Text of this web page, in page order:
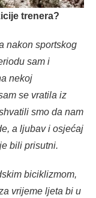
trenera?
nakon sportskog
sam i
nekoj
se vratila iz
smo da nam
a ljubav i osjećaj
bili prisutni.
biciklizmom,
vrijeme ljeta bi u